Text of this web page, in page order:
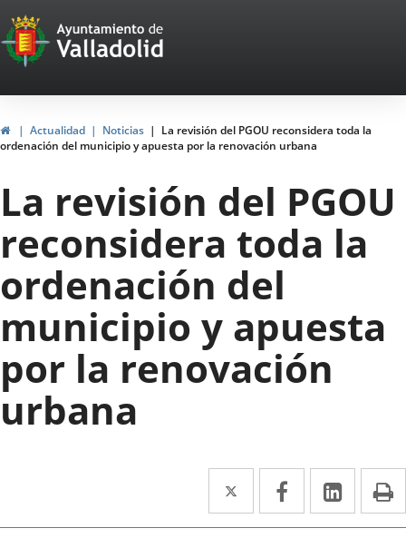
Portal
Web
del
Ayuntamiento
de
Valladolid
HomeActualidad Noticias
La revisión del PGOU reconsidera toda la
ordenación del municipio y apuesta por la renovación urbana
La revisión del PGOU
reconsidera toda la
ordenación del
municipio y apuesta
por la renovación
urbana
Twitter
Enlace
a
Facebook
Enlace
a
Enlace
a